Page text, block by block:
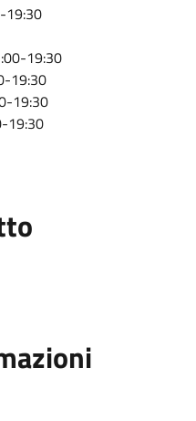
19:30
19:30
19:30
19:30
19:30